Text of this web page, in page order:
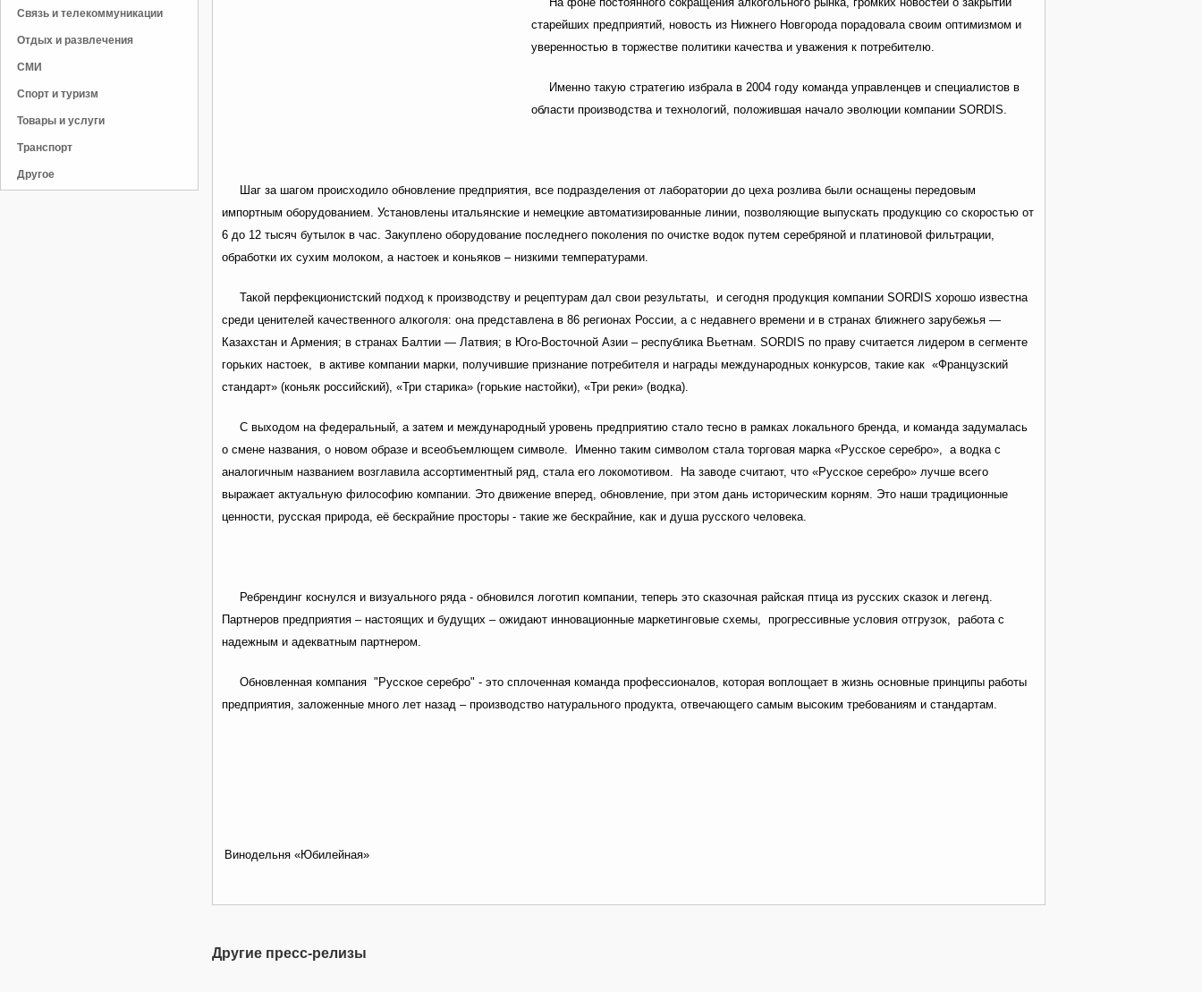
Связь и телекоммуникации
Отдых и развлечения
СМИ
Спорт и туризм
Товары и услуги
Транспорт
Другое
старейших предприятий, новость из Нижнего Новгорода порадовала своим оптимизмом и
уверенностью в торжестве политики качества и уважения к потребителю.
Именно такую стратегию избрала в 2004 году команда управленцев и специалистов в
области производства и технологий, положившая начало эволюции компании SORDIS.
Шаг за шагом происходило обновление предприятия, все подразделения от лаборатории до цеха розлива были оснащены передовым
импортным оборудованием. Установлены итальянские и немецкие автоматизированные линии, позволяющие выпускать продукцию со скоростью от
6 до 12 тысяч бутылок в час. Закуплено оборудование последнего поколения по очистке водок путем серебряной и платиновой фильтрации,
обработки их сухим молоком, а настоек и коньяков – низкими температурами.
Такой перфекционистский подход к производству и рецептурам дал свои результаты, и сегодня продукция компании SORDIS хорошо известна
среди ценителей качественного алкоголя: она представлена в 86 регионах России, а с недавнего времени и в странах ближнего зарубежья —
Казахстан и Армения; в странах Балтии — Латвия; в Юго-Восточной Азии – республика Вьетнам. SORDIS по праву считается лидером в сегменте
горьких настоек, в активе компании марки, получившие признание потребителя и награды международных конкурсов, такие как «Французский
стандарт» (коньяк российский), «Три старика» (горькие настойки), «Три реки» (водка).
С выходом на федеральный, а затем и международный уровень предприятию стало тесно в рамках локального бренда, и команда задумалась
о смене названия, о новом образе и всеобъемлющем символе. Именно таким символом стала торговая марка «Русское серебро», а водка с
аналогичным названием возглавила ассортиментный ряд, стала его локомотивом. На заводе считают, что «Русское серебро» лучше всего
выражает актуальную философию компании. Это движение вперед, обновление, при этом дань историческим корням. Это наши традиционные
ценности, русская природа, её бескрайние просторы - такие же бескрайние, как и душа русского человека.
Ребрендинг коснулся и визуального ряда - обновился логотип компании, теперь это сказочная райская птица из русских сказок и легенд.
Партнеров предприятия – настоящих и будущих – ожидают инновационные маркетинговые схемы, прогрессивные условия отгрузок, работа с
надежным и адекватным партнером.
Обновленная компания "Русское серебро" - это сплоченная команда профессионалов, которая воплощает в жизнь основные принципы работы
предприятия, заложенные много лет назад – производство натурального продукта, отвечающего самым высоким требованиям и стандартам.
Винодельня «Юбилейная»
Другие пресс-релизы